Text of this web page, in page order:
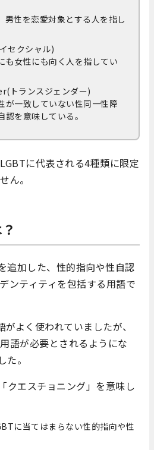
男性を恋愛対象とする人を指し
セクシャル)
も女性にも向く人を指してい
トランスジェンダー)
が一致していない性同一性障
を意味している。
に代表される4種類に限定
ん。
追加した、性的指向や性自認
ンティティを包括する用語で
よく使われていましたが、
語が必要とされるようにな
。
クエスチョニング」を意味し
に当てはまらない性的指向や性